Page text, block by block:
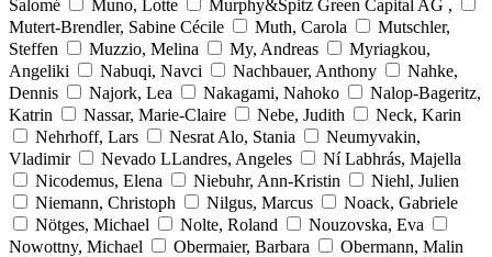
Salomé
Muno, Lotte
Murphy&Spitz Green Capital AG ,
Mutert-Brendler, Sabine Cécile
Muth, Carola
Mutschler,
Steffen
Muzzio, Melina My, Andreas
Myriagkou,
Angeliki
Nabuqi, Navci Nachbauer, Anthony
Nahke,
Dennis
Najork, Lea Nakagami, Nahoko
Nalop-Bageritz,
Katrin
Nassar, Marie-Claire Nebe, Judith
Neck, Karin
Nehrhoff, Lars
Nesrat Alo, Stania
Neumyvakin,
Vladimir
Nevado LLandres, Angeles
Ní Labhrás, Majella
Nicodemus, Elena
Niebuhr, Ann-Kristin
Niehl, Julien
Niemann, Christoph
Nilgus, Marcus
Noack, Gabriele
Nötges, Michael
Nolte, Roland
Nouzovska, Eva
Nowottny, Michael
Obermaier, Barbara
Obermann, Malin